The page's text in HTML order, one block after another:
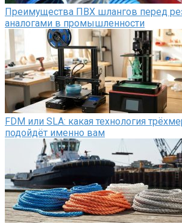
Преимущества ПВХ шлангов перед
аналогами в промышленности
FDM или SLA: какая технология
подойдёт именно вам